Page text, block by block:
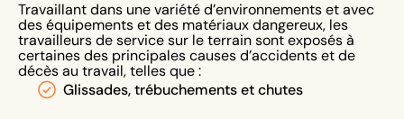
Travaillant dans une variété d’environnements et avec
des équipements et des matériaux dangereux, les
travailleurs de service sur le terrain sont exposés à
certaines des principales causes d’accidents et de
décès au travail, telles que :
Glissades, trébuchements et chutes